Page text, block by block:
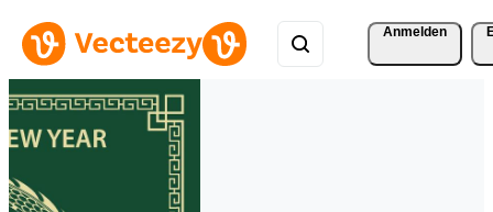
Anmelden